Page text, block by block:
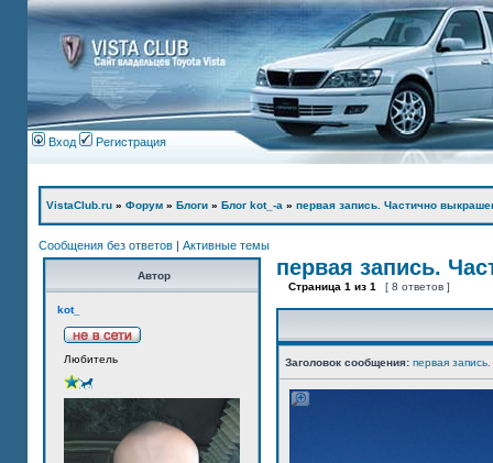
Вход Регистрация
VistaClub.ru » Форум » Блоги » Блог kot_-а » первая запись. Частично
Сообщения без ответов | Активные темы
Автор
kot_
Любитель
первая запись.
Страница 1 из 1 [ 8 ответов ]
Заголовок сообщения: первая